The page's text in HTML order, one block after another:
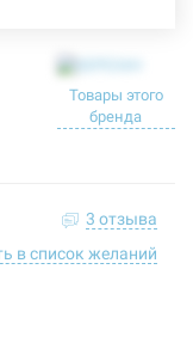
Товары этого
бренда
3 отзыва
в список желаний